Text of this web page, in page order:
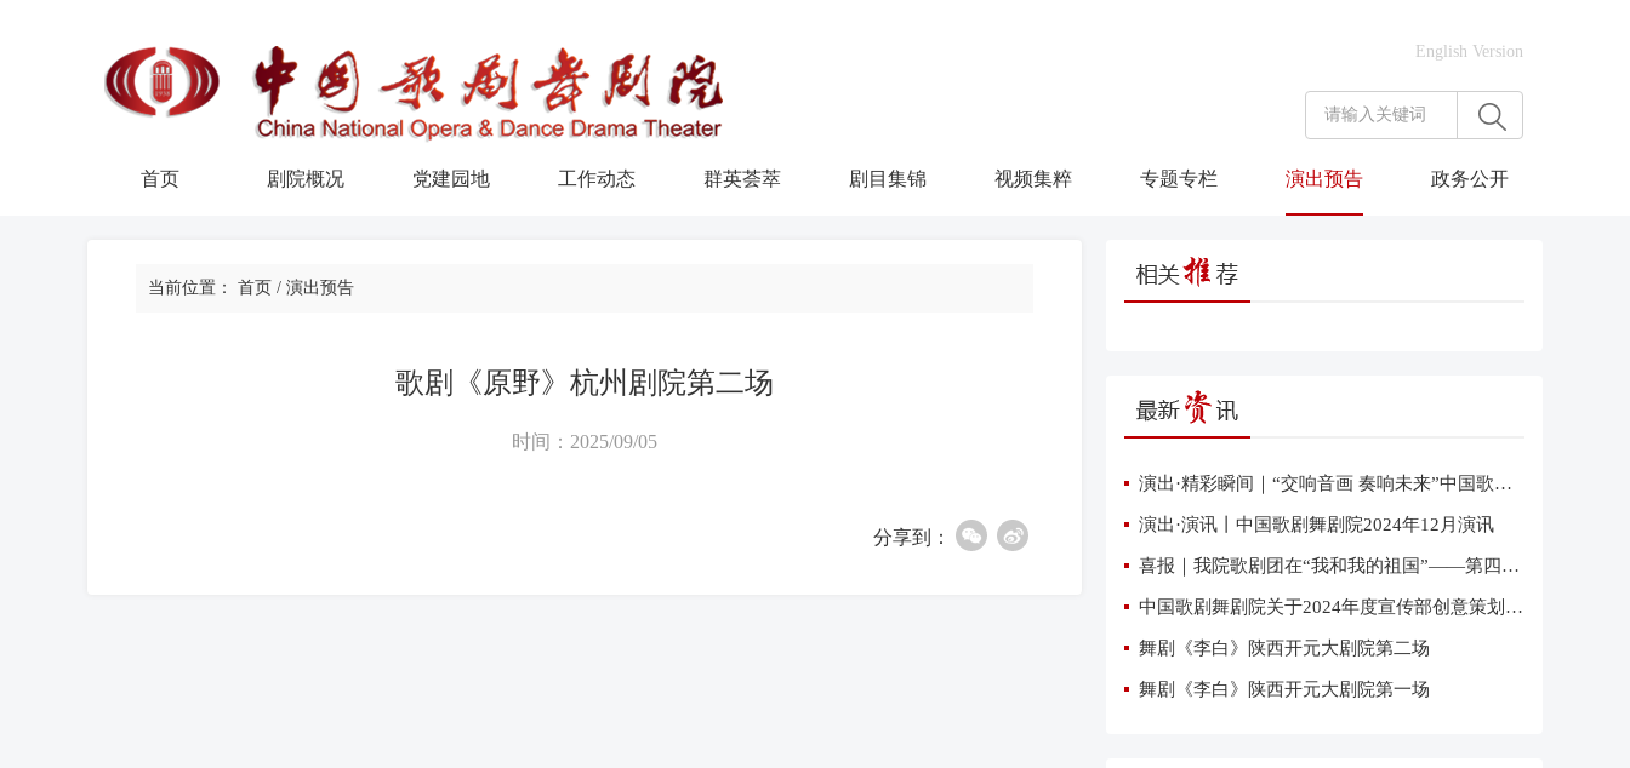
English Version
首页 剧院概况 党建园地 工作动态 群英荟萃 剧目集锦 视频集粹 专题专栏 演出预告 政务公开
当前位置： 首页 / 演出预告
歌剧《原野》杭州剧院第二场
时间：2025/09/05
分享到：
演出·精彩瞬间｜“交响音画 奏响未来”中国歌剧舞剧院交响音乐会在雄安上演
演出·演讯丨中国歌剧舞剧院2024年12月演讯
喜报｜我院歌剧团在“我和我的祖国”——第四届优秀网络短视频大赛中荣获三项大奖
中国歌剧舞剧院关于2024年度宣传部创意策划复试有关事项的通知
舞剧《李白》陕西开元大剧院第二场
舞剧《李白》陕西开元大剧院第一场